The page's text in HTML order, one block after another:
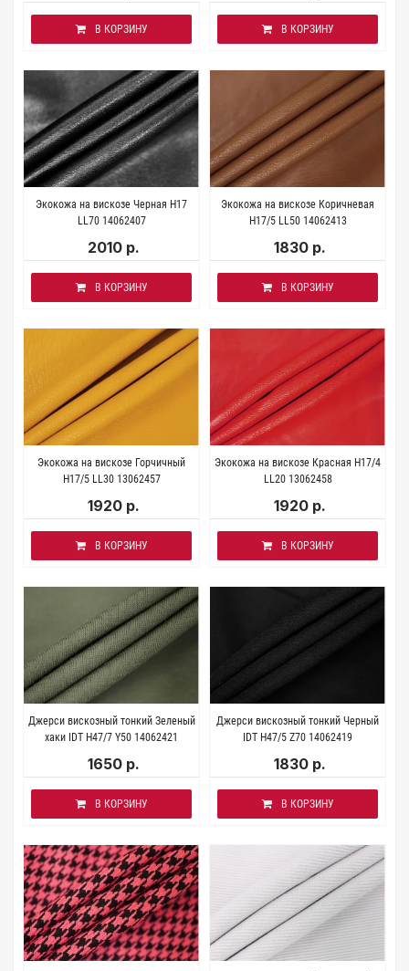
В КОРЗИНУ В КОРЗИНУ
Экокожа на вискозе Черная H17
LL70 14062407
2010 р.
В КОРЗИНУ
Экокожа на вискозе Коричневая
H17/5 LL50 14062413
1830 р.
В КОРЗИНУ
Экокожа на вискозе Горчичный
H17/5 LL30 13062457
1920 р.
В КОРЗИНУ
Экокожа на вискозе Красная H17/4
LL20 13062458
1920 р.
В КОРЗИНУ
Джерси вискозный тонкий Зеленый
хаки IDT H47/7 Y50 14062421
1650 р.
В КОРЗИНУ
Джерси вискозный тонкий Черный
IDT H47/5 Z70 14062419
1830 р.
В КОРЗИНУ